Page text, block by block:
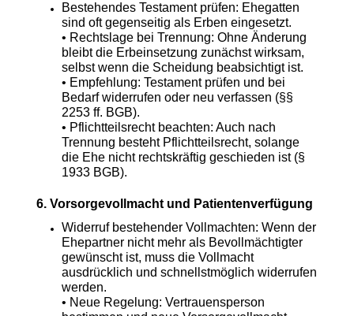
Bestehendes Testament prüfen: Ehegatten
sind oft gegenseitig als Erben eingesetzt.
• Rechtslage bei Trennung: Ohne Änderung
bleibt die Erbeinsetzung zunächst wirksam,
selbst wenn die Scheidung beabsichtigt ist.
• Empfehlung: Testament prüfen und bei
Bedarf widerrufen oder neu verfassen (§§
2253 ff. BGB).
• Pflichtteilsrecht beachten: Auch nach
Trennung besteht Pflichtteilsrecht, solange
die Ehe nicht rechtskräftig geschieden ist (§
1933 BGB).
6. Vorsorgevollmacht und Patientenverfügung
Widerruf bestehender Vollmachten: Wenn der
Ehepartner nicht mehr als Bevollmächtigter
gewünscht ist, muss die Vollmacht
ausdrücklich und schnellstmöglich widerrufen
werden.
• Neue Regelung: Vertrauensperson